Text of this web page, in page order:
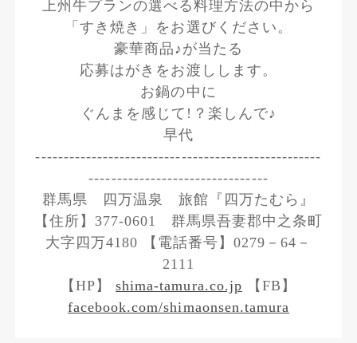
上州牛プランの選べる料理方法の中から
「すき焼き」をお選びください。
豪華商品♪が当たる
応募はがきをお渡しします。
お鍋の中に
ぐんまを感じて!？楽しんで♪
早代
---------------------------------------------------
--------------------------------
群馬県 四万温泉 旅館『四万たむら』
【住所】377-0601 群馬県吾妻郡中之条町
大字四万4180 【電話番号】0279－64－
2111
【HP】shima-tamura.co.jp 【FB】
facebook.com/shimaonsen.tamura